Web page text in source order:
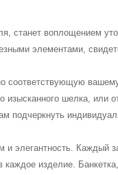
станет воплощением
элементами,
соответствующую
изысканного шелка, или
подчеркнуть
элегантность. Каждый
изделие.